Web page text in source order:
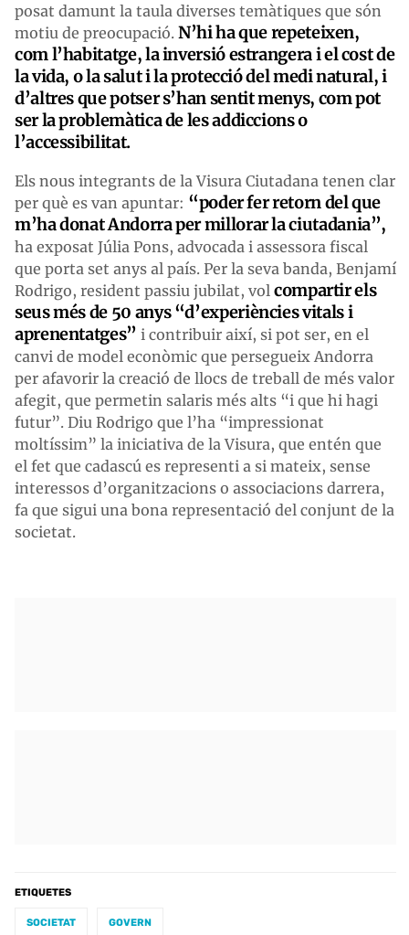
posat damunt la taula diverses temàtiques que són
motiu de preocupació. N’hi ha que repeteixen,
com l’habitatge, la inversió estrangera i el cost de
la vida, o la salut i la protecció del medi natural, i
d’altres que potser s’han sentit menys, com pot
ser la problemàtica de les addiccions o
l’accessibilitat.
Els nous integrants de la Visura Ciutadana tenen clar
per què es van apuntar: “poder fer retorn del que
m’ha donat Andorra per millorar la ciutadania”,
ha exposat Júlia Pons, advocada i assessora fiscal
que porta set anys al país. Per la seva banda, Benjamí
Rodrigo, resident passiu jubilat, vol compartir els
seus més de 50 anys “d’experiències vitals i
aprenentatges” i contribuir així, si pot ser, en el
canvi de model econòmic que persegueix Andorra
per afavorir la creació de llocs de treball de més valor
afegit, que permetin salaris més alts “i que hi hagi
futur”. Diu Rodrigo que l’ha “impressionat
moltíssim” la iniciativa de la Visura, que entén que
el fet que cadascú es representi a si mateix, sense
interessos d’organitzacions o associacions darrera,
fa que sigui una bona representació del conjunt de la
societat.
ETIQUETES
SOCIETAT GOVERN